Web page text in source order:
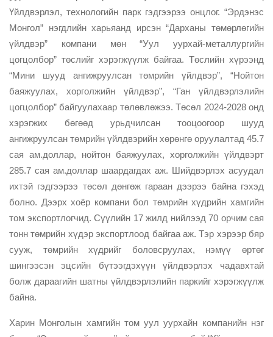
Үйлдвэрлэл, технологийн парк гэдгээрээ онцлог. “Эрдэнэс
Монгол” нэгдлийн харьяанд ирсэн “Дарханы төмөрлөгийн
үйлдвэр” компани мөн “Уул уурхай-металлургийн
цогцолбор” төслийг хэрэгжүүлж байгаа. Төслийн хүрээнд
“Мини шууд ангижруулсан төмрийн үйлдвэр”, “Нойтон
баяжуулах, хорголжийн үйлдвэр”, “Ган үйлдвэрлэлийн
цогцолбор” байгуулахаар төлөвлөжээ. Төсөл 2024-2028 онд
хэрэгжих бөгөөд урьдчилсан тооцоогоор шууд
ангижруулсан төмрийн үйлдвэрийн хөрөнгө оруулалтад 45.7
сая ам.доллар, нойтон баяжуулах, хорголжийн үйлдвэрт
285.7 сая ам.доллар шаардагдах аж. Шийдвэрлэх асуудал
ихтэй гэдгээрээ төсөл дөнгөж гараан дээрээ байна гэхэд
болно. Дээрх хоёр компани бол төмрийн хүдрийн хамгийн
том экспортлогчид. Сүүлийн 17 жилд нийлээд 70 орчим сая
тонн төмрийн хүдэр экспортлоод байгаа аж. Тэр хэрээр бяр
сууж, төмрийн хүдрийг боловсруулах, нэмүү өртөг
шингээсэн эцсийн бүтээгдэхүүн үйлдвэрлэх чадавхтай
болж дараагийн шатны үйлдвэрлэлийн паркийг хэрэгжүүлж
байна.
Харин Монголын хамгийн том уул уурхайн компанийн нэг